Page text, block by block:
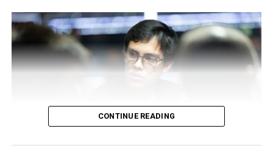
CONTINUE READING